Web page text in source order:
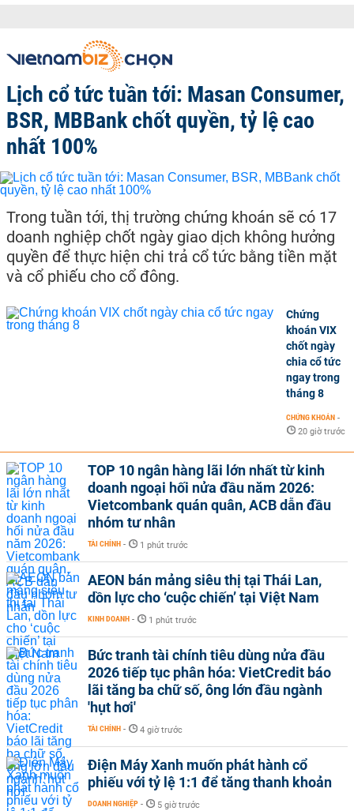
Lịch cổ tức tuần tới: Masan Consumer,
BSR, MBBank chốt quyền, tỷ lệ cao
nhất 100%
Trong tuần tới, thị trường chứng khoán sẽ có 17
doanh nghiệp chốt ngày giao dịch không hưởng
quyền để thực hiện chi trả cổ tức bằng tiền mặt
và cổ phiếu cho cổ đông.
Chứng
khoán VIX
chốt ngày
chia cổ tức
ngay trong
tháng 8
CHỨNG KHOÁN -
20 giờ trước
TOP 10 ngân hàng lãi lớn nhất từ kinh
doanh ngoại hối nửa đầu năm 2026:
Vietcombank quán quân, ACB dẫn đầu
nhóm tư nhân
TÀI CHÍNH - 1 phút trước
AEON bán mảng siêu thị tại Thái Lan,
dồn lực cho ‘cuộc chiến’ tại Việt Nam
KINH DOANH - 1 phút trước
Bức tranh tài chính tiêu dùng nửa đầu
2026 tiếp tục phân hóa: VietCredit báo
lãi tăng ba chữ số, ông lớn đầu ngành
'hụt hơi'
TÀI CHÍNH - 4 giờ trước
Điện Máy Xanh muốn phát hành cổ
phiếu với tỷ lệ 1:1 để tăng thanh khoản
DOANH NGHIỆP - 5 giờ trước